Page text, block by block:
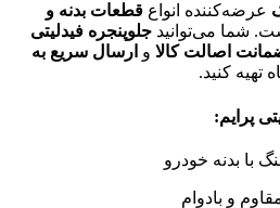
عرضه‌کننده انواع قطعات بدنه و
شما می‌توانید جلوپنجره فیدلیتی
اصالت کالا و ارسال سریع به
تهیه کنید.
پرایم:
با بدنه خودرو
و بادوام